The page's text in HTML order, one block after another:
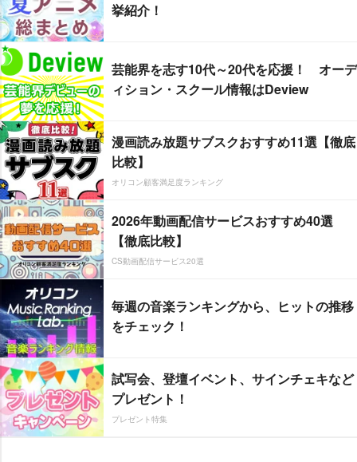
挙紹介！
芸能界を志す10代～20代を応援！ オーデ
ィション・スクール情報はDeview
漫画読み放題サブスクおすすめ11選【徹底
比較】
オリコン顧客満足度ランキング
2026年動画配信サービスおすすめ40選
【徹底比較】
CS動画配信サービス20選
毎週の音楽ランキングから、ヒットの推移
をチェック！
試写会、登壇イベント、サインチェキなど
プレゼント！
プレゼント特集